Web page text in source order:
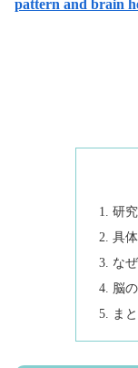
pattern and brain
研
具
な
脳
ま